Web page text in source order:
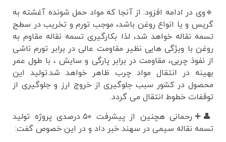
🔹وی در ادامه افزود: از آنجا که مواد حمل شونده آغشته به
گریس و یا انواع روغن باشد، موجب تورم و تخریب در سطح
تسمه نقاله خواهد شد، لذا بکارگیری تسمه نقاله مقاوم به
روغن با ویژگی هایی نظیر مقاومت عالی در برابر تورم ناشی
از نفوذ چربی، مقاومت در برابر پارگی و سایش ، با طول عمر
بهینه در انتقال مواد چرب ظاهر خواهد شد.تولید این
محصول در کشور سبب جلوگیری از خروج ارز و جلوگیری از
توقفات خطوط انتقال می گردد.
👤➕رحمانی هچنین از پیشرفت ۵۰ درصدی پروژه تولید
تسمه نقاله سیمی در سهند خبر داد و در این خصوص گفت: